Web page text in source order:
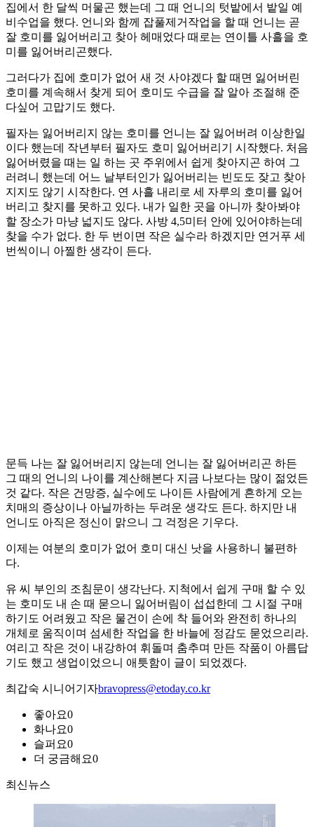
집에서 한 달씩 머물곤 했는데 그 때 언니의 텃밭에서 밭일 예
비수업을 했다. 언니와 함께 잡풀제거작업을 할 때 언니는 곧
잘 호미를 잃어버리고 찾아 헤매었다 때로는 연이틀 사흘을 호
미를 잃어버리곤했다.
그러다가 집에 호미가 없어 새 것 사야겠다 할 때면 잃어버린
호미를 계속해서 찾게 되어 호미도 수급을 잘 알아 조절해 준
다싶어 고맙기도 했다.
필자는 잃어버리지 않는 호미를 언니는 잘 잃어버려 이상한일
이다 했는데 작년부터 필자도 호미 잃어버리기 시작했다. 처음
잃어버렸을 때는 일 하는 곳 주위에서 쉽게 찾아지곤 하여 그
러려니 했는데 어느 날부터인가 잃어버리는 빈도도 잦고 찾아
지지도 않기 시작한다. 연 사흘 내리로 세 자루의 호미를 잃어
버리고 찾지를 못하고 있다. 내가 일한 곳을 아니까 찾아봐야
할 장소가 마냥 넓지도 않다. 사방 4,5미터 안에 있어야하는데
찾을 수가 없다. 한 두 번이면 작은 실수라 하겠지만 연거푸 세
번씩이니 아찔한 생각이 든다.
문득 나는 잘 잃어버리지 않는데 언니는 잘 잃어버리곤 하든
그 때의 언니의 나이를 계산해본다 지금 나보다는 많이 젊었든
것 같다. 작은 건망증, 실수에도 나이든 사람에게 흔하게 오는
치매의 증상이나 아닐까하는 두려운 생각도 든다. 하지만 내
언니도 아직은 정신이 맑으니 그 걱정은 기우다.
이제는 여분의 호미가 없어 호미 대신 낫을 사용하니 불편하
다.
유 씨 부인의 조침문이 생각난다. 지척에서 쉽게 구매 할 수 있
는 호미도 내 손 때 묻으니 잃어버림이 섭섭한데 그 시절 구매
하기도 어려웠고 작은 물건이 손에 착 들어와 완전히 하나의
개체로 움직이며 섬세한 작업을 한 바늘에 정감도 묻었으리라.
여리고 작은 것이 내강하여 휘돌며 춤추며 만든 작품이 아름답
기도 했고 생업이었으니 애틋함이 글이 되었겠다.
최갑숙 시니어기자bravopress@etoday.co.kr
좋아요0
화나요0
슬퍼요0
더 궁금해요0
최신뉴스